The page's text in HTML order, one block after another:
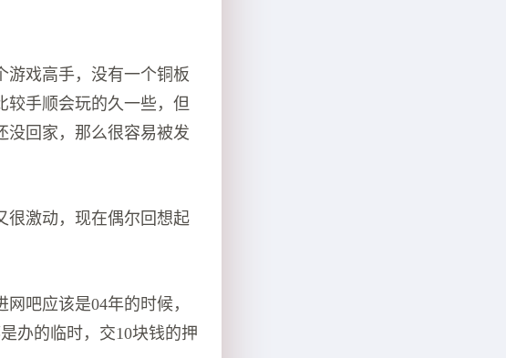
游戏高手，没有一个铜板
较手顺会玩的久一些，但
没回家，那么很容易被发
很激动，现在偶尔回想起
吧应该是04年的时候，
办的临时，交10块钱的押